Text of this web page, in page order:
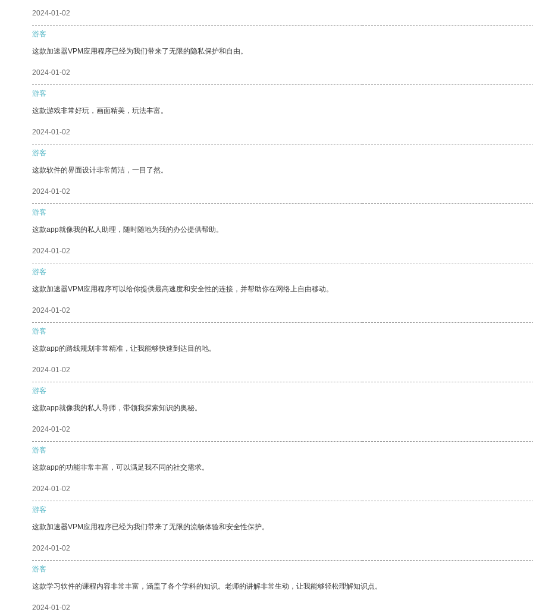
2024-01-02
游客
这款加速器VPM应用程序已经为我们带来了无限的隐私保护和自由。
2024-01-02
游客
这款游戏非常好玩，画面精美，玩法丰富。
2024-01-02
游客
这款软件的界面设计非常简洁，一目了然。
2024-01-02
游客
这款app就像我的私人助理，随时随地为我的办公提供帮助。
2024-01-02
游客
这款加速器VPM应用程序可以给你提供最高速度和安全性的连接，并帮助你在网络上自由移动。
2024-01-02
游客
这款app的路线规划非常精准，让我能够快速到达目的地。
2024-01-02
游客
这款app就像我的私人导师，带领我探索知识的奥秘。
2024-01-02
游客
这款app的功能非常丰富，可以满足我不同的社交需求。
2024-01-02
游客
这款加速器VPM应用程序已经为我们带来了无限的流畅体验和安全性保护。
2024-01-02
游客
这款学习软件的课程内容非常丰富，涵盖了各个学科的知识。老师的讲解非常生动，让我能够轻松理解知识点。
2024-01-02